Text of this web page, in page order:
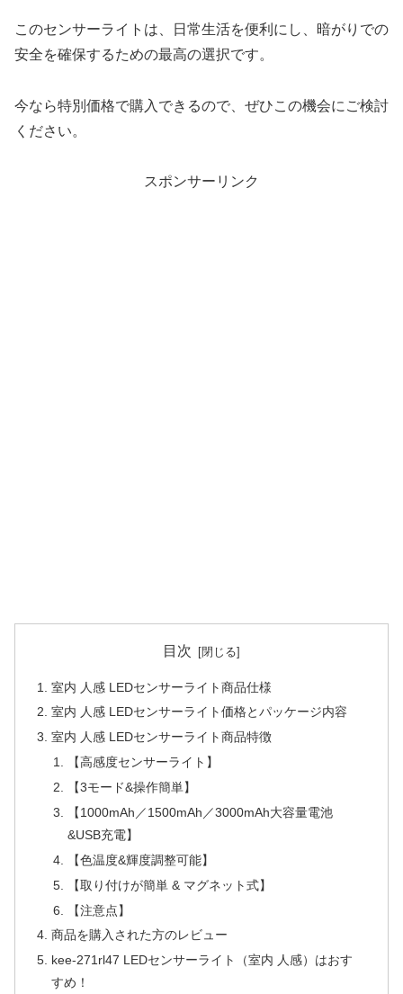
このセンサーライトは、日常生活を便利にし、暗がりでの
安全を確保するための最高の選択です。
今なら特別価格で購入できるので、ぜひこの機会にご検討
ください。
スポンサーリンク
目次
室内 人感 LEDセンサーライト商品仕様
室内 人感 LEDセンサーライト価格とパッケージ内容
室内 人感 LEDセンサーライト商品特徴
【高感度センサーライト】
【3モード&操作簡単】
【1000mAh／1500mAh／3000mAh大容量電池
&USB充電】
【色温度&輝度調整可能】
【取り付けが簡単 & マグネット式】
【注意点】
商品を購入された方のレビュー
kee-271rl47 LEDセンサーライト（室内 人感）はおす
すめ！